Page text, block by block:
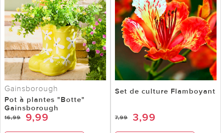
Gainsborough
Pot à plantes "Botte"
Gainsborough
16,99 9,99
Set de culture Flamboyant
7,99 3,99